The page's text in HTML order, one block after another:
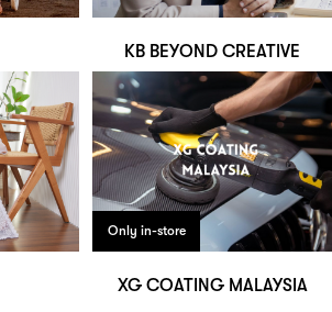
KB BEYOND CREATIVE
Only in-store
XG COATING MALAYSIA